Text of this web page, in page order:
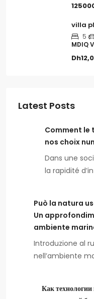
villa
5
MDIQ
Latest Posts
Comment le
nos choix
Dans une
la rapidité
Può la natura
Un
ambiente
Introduzione al
nell’ambiente
Как